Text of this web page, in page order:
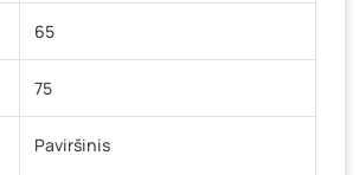
65
75
Paviršinis